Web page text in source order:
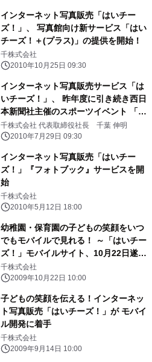
インターネット写真販売「はいチー
ズ！」、 写真館向け新サービス「はい
チーズ！＋(プラス)」の提供を開始！
千株式会社
2010年10月25日 09:30
インターネット写真販売サービス「は
いチーズ！」、 昨年度に引き続き西日
本新聞社主催のスポーツイベント 「金
鷹旗高校柔道大会」と「玉竜旗高校剣
道大会」の写真販売が決定！
千株式会社 代表取締役社長 千葉 伸明
2010年7月29日 09:30
インターネット写真販売「はいチー
ズ！」『フォトブック』サービスを開
始
千株式会社
2010年5月12日 18:00
幼稚園・保育園の子どもの笑顔をいつ
でもモバイルで見れる！ ～「はいチー
ズ！」モバイルサイト、10月22日遂に
オープン！～
千株式会社
2009年10月22日 10:00
子どもの笑顔を伝える！インターネッ
ト写真販売「はいチーズ！」が モバイ
ル開発に着手
千株式会社
2009年9月14日 10:00